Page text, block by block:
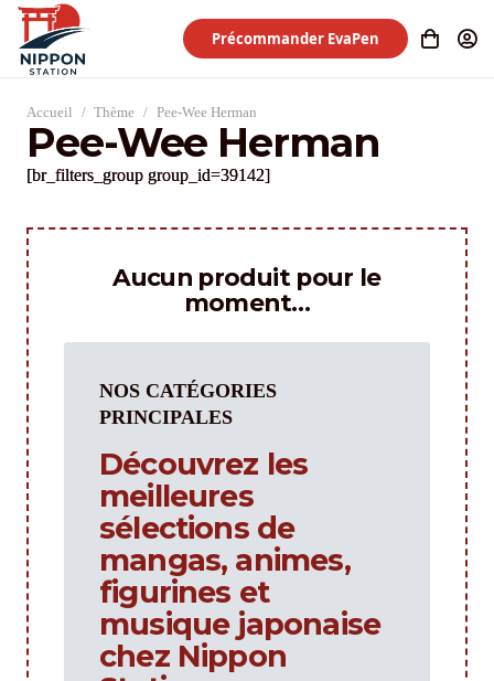
Précommander EvaPen
Accueil / Thème / Pee-Wee Herman
Pee-Wee Herman
[br_filters_group group_id=39142]
Aucun produit pour le
moment…
NOS CATÉGORIES
PRINCIPALES
Découvrez les
meilleures
sélections de
mangas, animes,
figurines et
musique japonaise
chez Nippon